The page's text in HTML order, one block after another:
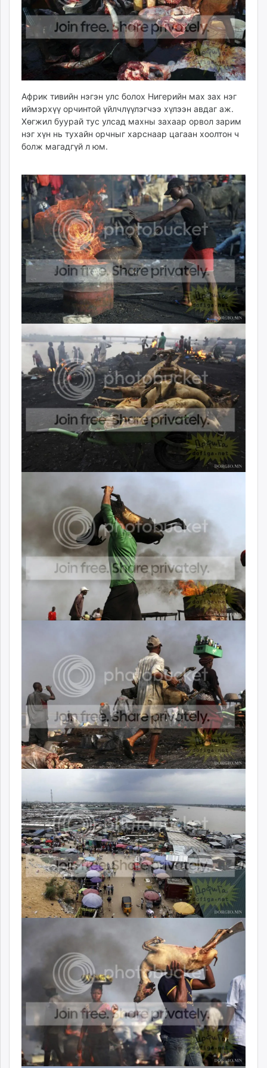
ikon.mn
mnb.mn
Livetv.mn
24tsag.mn
shuud.mn
eagle.mn
ergelt.mn
today.mn
mminfo.mn
ugluu.mn
urlag.mn
unen.mn
asu.mn
shudarga.mn
shuurhai.mn
unuudur.mn
isee.mn
fact.mn
itoim.mn
tumen.mn
shuum.mn
times.mn
tvmongolia.mn
mass.mn
unegui.mn
assa.mn
toim.mn
tac.mn
Африк тивийн нэгэн улс болох Нигерийн мах зах нэг
иймэрхүү орчинтой үйлчлүүлэгчээ хүлээн авдаг аж.
Хөгжил буурай тус улсад махны захаар орвол зарим
нэг хүн нь тухайн орчныг харснаар цагаан хоолтон ч
болж магадгүй л юм.